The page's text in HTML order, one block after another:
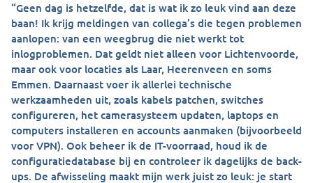
“Geen dag is hetzelfde, dat is wat ik zo leuk vind aan deze
baan! Ik krijg meldingen van collega’s die tegen problemen
aanlopen: van een weegbrug die niet werkt tot
inlogproblemen. Dat geldt niet alleen voor Lichtenvoorde,
maar ook voor locaties als Laar, Heerenveen en soms
Emmen. Daarnaast voer ik allerlei technische
werkzaamheden uit, zoals kabels patchen, switches
configureren, het camerasysteem updaten, laptops en
computers installeren en accounts aanmaken (bijvoorbeeld
voor VPN). Ook beheer ik de IT-voorraad, houd ik de
configuratiedatabase bij en controleer ik dagelijks de back-
ups. De afwisseling maakt mijn werk juist zo leuk: je start